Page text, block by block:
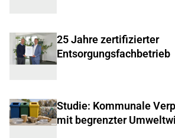
25 Jahre zertifizierter
Entsorgungsfachbetrieb
Studie: Kommunale
mit begrenzter